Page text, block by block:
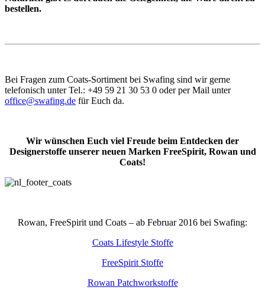
bestellen.
Bei Fragen zum Coats-Sortiment bei Swafing sind wir gerne
telefonisch unter Tel.: +49 59 21 30 53 0 oder per Mail unter
office@swafing.de für Euch da.
Wir wünschen Euch viel Freude beim Entdecken der
Designerstoffe unserer neuen Marken FreeSpirit, Rowan und
Coats!
Rowan, FreeSpirit und Coats – ab Februar 2016 bei Swafing:
Coats Lifestyle Stoffe
FreeSpirit Stoffe
Rowan Patchworkstoffe